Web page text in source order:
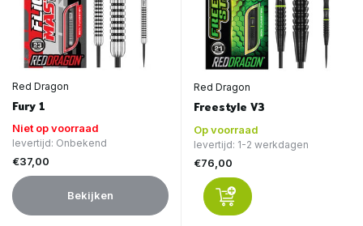
Red Dragon
Fury 1
Niet op voorraad
levertijd: Onbekend
€37,00
Bekijken
Red Dragon
Freestyle V3
Op voorraad
levertijd: 1-2 werkdagen
€76,00